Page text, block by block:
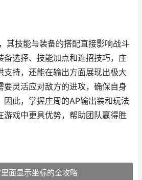
其技能与装备的搭配直接影响战斗
备选择、技能加点和连招技巧，庄
支持，还能在输出方面展现出极大
要灵活应对敌方的进攻，确保自身
因此，掌握庄周的AP输出装和玩法
游戏中更具优势，帮助团队赢得胜
里面显示坐标的全攻略